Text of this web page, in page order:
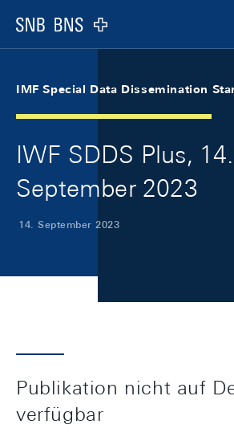
Logo
IMF Special Data Dissemination
IWF SDDS Plus, 14.
September 2023
14. September 2023
Publikation nicht auf
verfügbar